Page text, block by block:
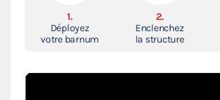
1.
Déployez
votre barnum
2.
Enclenchez
la structure